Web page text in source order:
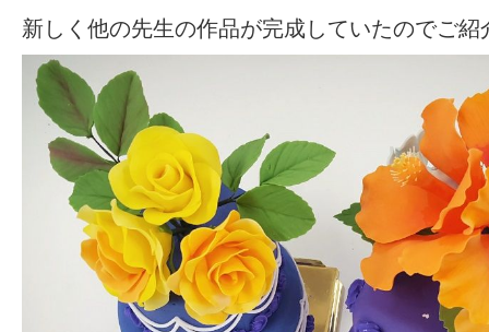
新しく他の先生の作品が完成していたのでご紹